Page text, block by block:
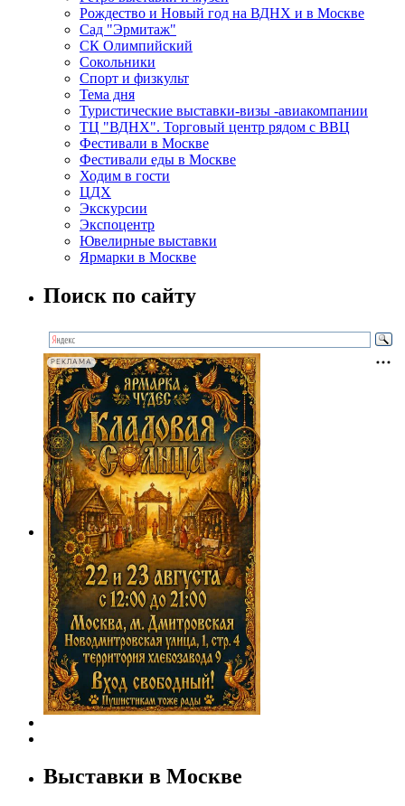
Рождество и Новый год на ВДНХ и в Москве
Сад "Эрмитаж"
СК Олимпийский
Сокольники
Спорт и физкульт
Тема дня
Туристические выставки-визы -авиакомпании
ТЦ "ВДНХ". Торговый центр рядом с ВВЦ
Фестивали в Москве
Фестивали еды в Москве
Ходим в гости
ЦДХ
Экскурсии
Экспоцентр
Ювелирные выставки
Ярмарки в Москве
Поиск по сайту
РЕКЛАМА
Выставки в Москве